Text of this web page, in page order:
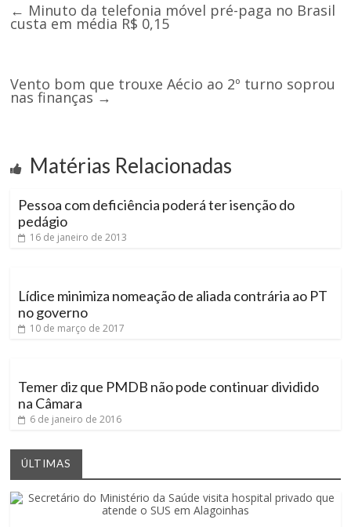
← Minuto da telefonia móvel pré-paga no Brasil
custa em média R$ 0,15
Vento bom que trouxe Aécio ao 2º turno soprou
nas finanças→
Matérias Relacionadas
Pessoa com deficiência poderá ter isenção do
pedágio
16 de janeiro de 2013
Lídice minimiza nomeação de aliada contrária ao PT
no governo
10 de março de 2017
Temer diz que PMDB não pode continuar dividido
na Câmara
6 de janeiro de 2016
ÚLTIMAS